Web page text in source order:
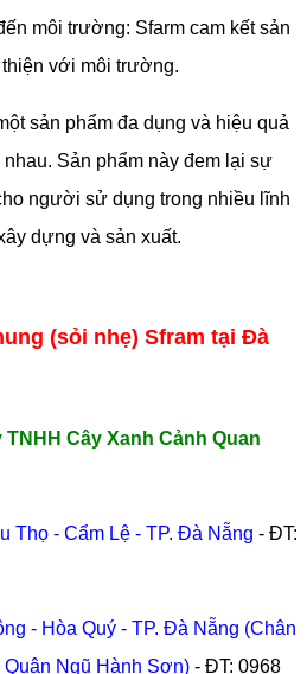
môi trường: Sfarm cam kết sản
với môi trường.
sản phẩm đa dụng và hiệu quả
Sản phẩm này đem lại sự
người sử dụng trong nhiều lĩnh
dựng và sản xuất.
(sỏi nhẹ) Sfram tại Đà
TNHH Cây Xanh Cảnh Quan
Thọ - Cẩm Lệ - TP. Đà Nẵng - ĐT:
- Hòa Quý - TP. Đà Nẵng (Chân
Ngũ Hành Sơn) - ĐT: 0968